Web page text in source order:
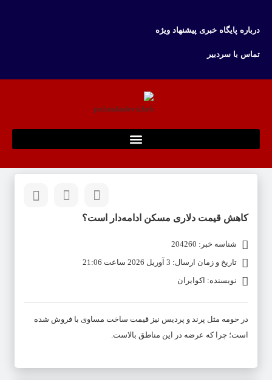
درباره پایگاه خبری پیشنهاد ویژه
تماس با سردبیر
کاهش قیمت دلاری مسکن ادامه‌دار است؟
شناسه خبر: 204260
تاریخ و زمان ارسال: 3 آوریل 2026 ساعت 21:06
نویسنده: اکوایران
در حومه مثل پرند و پردیس نیز قیمت ساخت مساوی با فروش شده
است؛ چرا که عرضه در این مناطق بالاست.